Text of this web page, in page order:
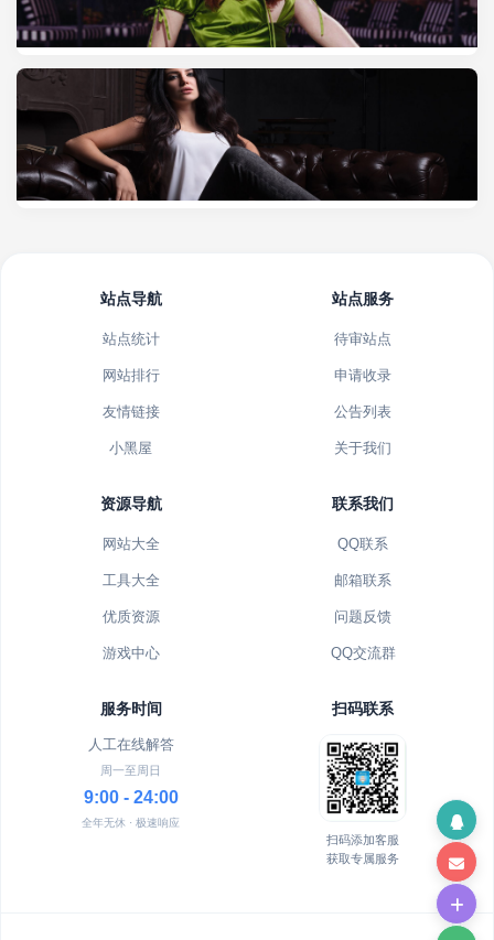
站点导航
站点统计
网站排行
友情链接
小黑屋
站点服务
待审站点
申请收录
公告列表
关于我们
资源导航
网站大全
工具大全
优质资源
游戏中心
联系我们
QQ联系
邮箱联系
问题反馈
QQ交流群
服务时间
人工在线解答
周一至周日
9:00 - 24:00
全年无休 · 极速响应
扫码联系
扫码添加客服
获取专属服务